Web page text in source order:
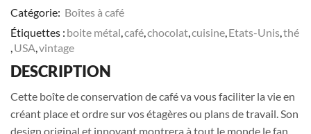
Catégorie: Boîtes à café
Étiquettes : boite métal,café,chocolat,cuisine,Etats-Unis,thé
,USA,vintage
DESCRIPTION
Cette boîte de conservation de café va vous faciliter la vie en
créant place et ordre sur vos étagères ou plans de travail. Son
design original et innovant montrera à tout le monde le fan